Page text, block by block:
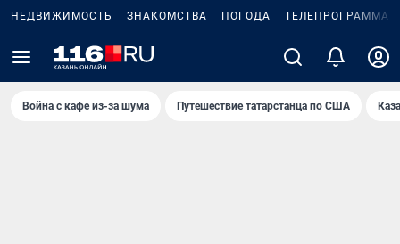
НЕДВИЖИМОСТЬ ЗНАКОМСТВА ПОГОДА ТЕЛЕПРОГРАММА
Война с кафе из-за шума Путешествие татарстанца по США